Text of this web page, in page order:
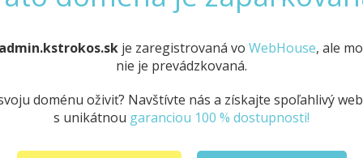
admin.kstrokos.skje zaregistrovaná vo WebHouse, ale
nie je prevádzkovaná.
doménu oživiť? Navštívte nás a získajte spoľahlivý
s unikátnou garanciou 100 % dostupnosti!